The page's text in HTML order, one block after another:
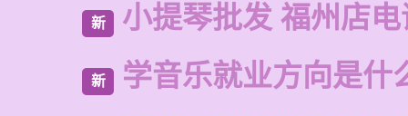
新 小提琴批发 福州店
新 学音乐就业方向是什